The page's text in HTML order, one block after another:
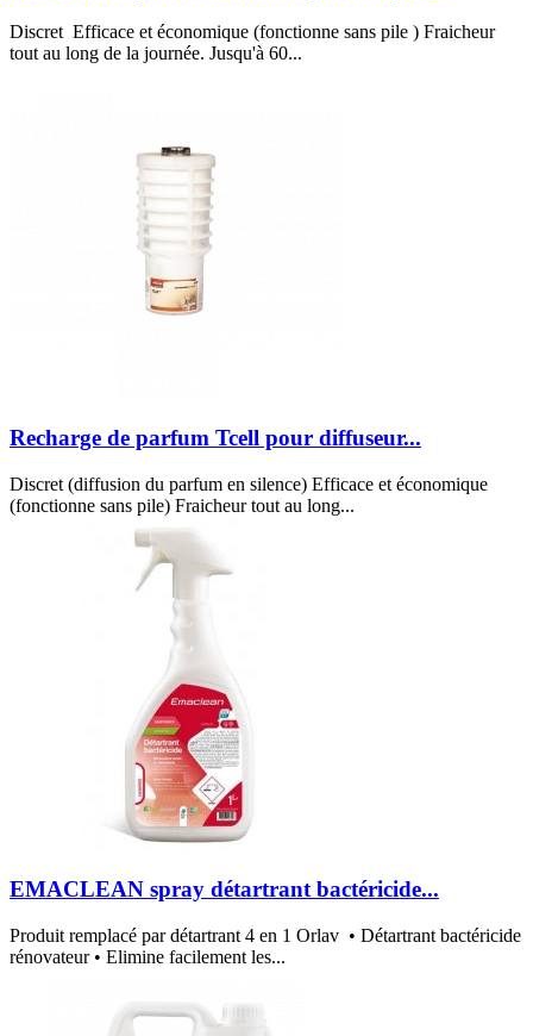
Discret Efficace et économique (fonctionne sans pile ) Fraicheur
tout au long de la journée. Jusqu'à 60...
Recharge de parfum Tcell pour diffuseur...
Discret (diffusion du parfum en silence) Efficace et économique
(fonctionne sans pile) Fraicheur tout au long...
EMACLEAN spray détartrant bactéricide...
Produit remplacé par détartrant 4 en 1 Orlav • Détartrant bactéricide
rénovateur • Elimine facilement les...